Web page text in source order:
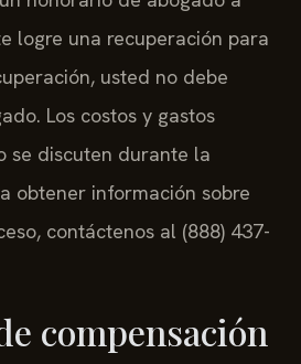
logre una recuperación para
usted no debe
Los costos y gastos
se discuten durante la
obtener información sobre
contáctenos al (888) 437-
compensación